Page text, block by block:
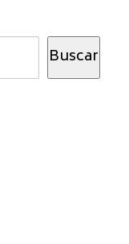
Buscar